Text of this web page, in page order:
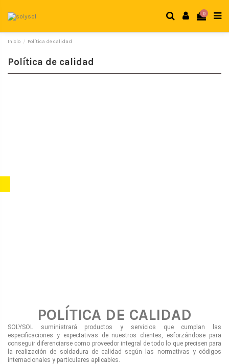
0
Inicio Política de calidad
Política de calidad
POLÍTICA DE CALIDAD
SOLYSOL suministrará productos y servicios que cumplan las
especificaciones y expectativas de nuestros clientes, esforzándose para
conseguir diferenciarse como proveedor integral de todo lo que precisen para
la realización de soldadura de calidad según las normativas y códigos
internacionales y particulares aplicables.